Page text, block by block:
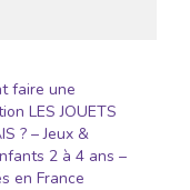
faire une
LES JOUETS
? – Jeux &
2 à 4 ans –
en France